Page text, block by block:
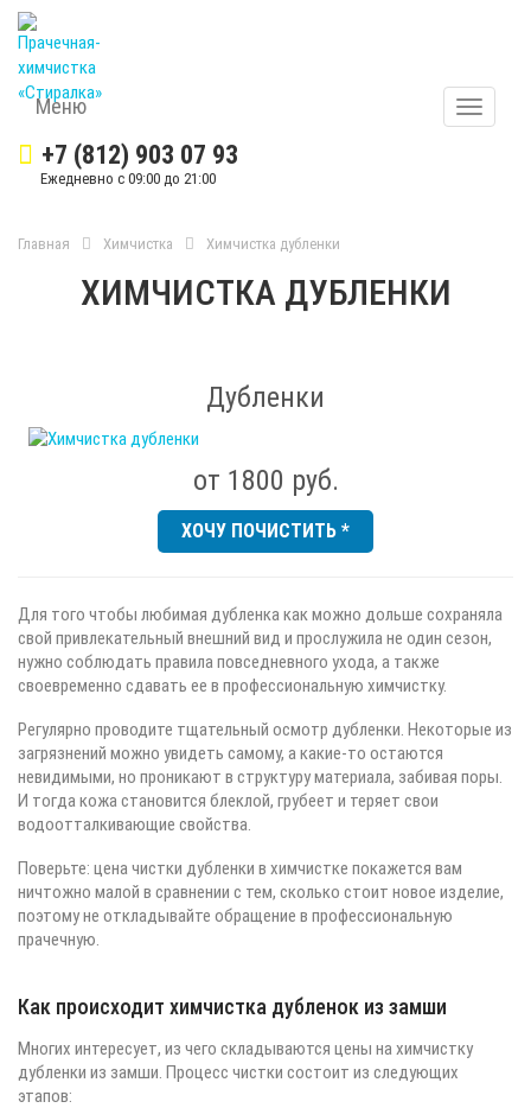
Меню
Меню
+7 (812) 903 07 93
Ежедневно с 09:00 до 21:00
Главная Химчистка Химчистка дубленки
ХИМЧИСТКА ДУБЛЕНКИ
Дубленки
от 1800 руб.
ХОЧУ ПОЧИСТИТЬ *
Для того чтобы любимая дубленка как можно дольше сохраняла
свой привлекательный внешний вид и прослужила не один сезон,
нужно соблюдать правила повседневного ухода, а также
своевременно сдавать ее в профессиональную химчистку.
Регулярно проводите тщательный осмотр дубленки. Некоторые из
загрязнений можно увидеть самому, а какие-то остаются
невидимыми, но проникают в структуру материала, забивая поры.
И тогда кожа становится блеклой, грубеет и теряет свои
водоотталкивающие свойства.
Поверьте: цена чистки дубленки в химчистке покажется вам
ничтожно малой в сравнении с тем, сколько стоит новое изделие,
поэтому не откладывайте обращение в профессиональную
прачечную.
Как происходит химчистка дубленок из замши
Многих интересует, из чего складываются цены на химчистку
дубленки из замши. Процесс чистки состоит из следующих
этапов: